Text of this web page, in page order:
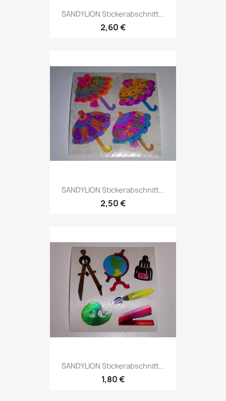
SANDYLION Stickerabschnitt...
2,60 €
SANDYLION Stickerabschnitt...
2,50 €
SANDYLION Stickerabschnitt...
1,80 €